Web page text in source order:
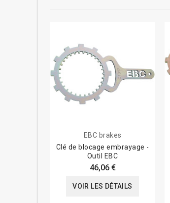
EBC brakes
Clé de blocage embrayage -
Outil EBC
46,06 €
VOIR LES DÉTAILS